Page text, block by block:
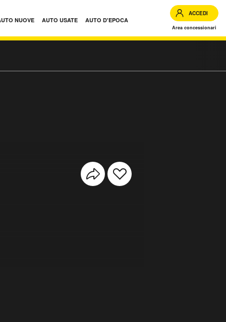
NUOVE AUTO USATE AUTO D'EPOCA
ACCEDI
Area concessionari